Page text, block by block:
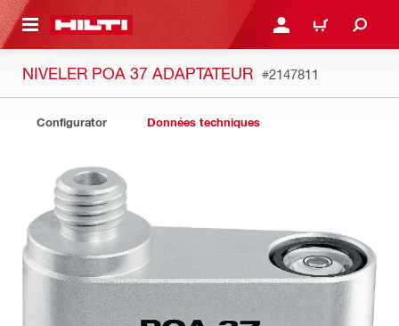
SE CONNECTER OU
PANIER
NIVELER POA 37 ADAPTATEUR #2147811
Configurator Données techniques